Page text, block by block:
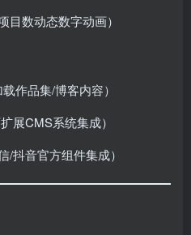
目数动态数字动画）
作品集/博客内容）
展CMS系统集成）
/抖音官方组件集成）